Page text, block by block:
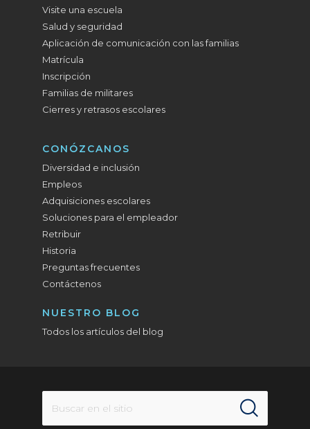
Visite una escuela
Salud y seguridad
Aplicación de comunicación con las familias
Matrícula
Inscripción
Familias de militares
Cierres y retrasos escolares
CONÓZCANOS
Diversidad e inclusión
Empleos
Adquisiciones escolares
Soluciones para el empleador
Retribuir
Historia
Preguntas frecuentes
Contáctenos
NUESTRO BLOG
Todos los artículos del blog